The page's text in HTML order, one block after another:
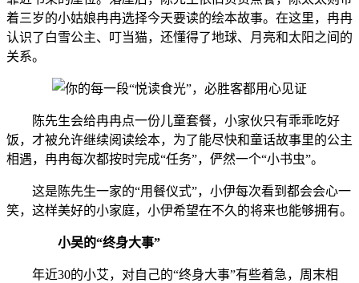
着三岁的小姑娘冉冉选择今天要读的绘本故事。在这里，冉冉
认识了白雪公主、叮当猫，还懂得了地球、月亮和太阳之间的
关系。
陈先生会给冉冉点一份儿童套餐，小家伙只有乖乖吃好
饭，才被允许继续阅读绘本，为了能尽快和童话故事里的公主
相遇，冉冉每次都按时完成“任务”，俨然一个“小书虫”。
这是陈先生一家的“用餐仪式”，小伊每次看到都会会心一
笑，这样美好的小家庭，小伊希望在不久的将来也能够拥有。
小吴的“终身大事”
年近30的小艾，对自己的“终身大事”有些着急，周末相